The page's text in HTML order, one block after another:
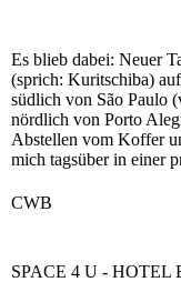
Es blieb dabei: Neuer
(sprich: Kuritschiba)
südlich von São Paulo
nördlich von Porto
Abstellen vom Koffer
mich tagsüber in einer
CWB
SPACE 4 U - HOTEL